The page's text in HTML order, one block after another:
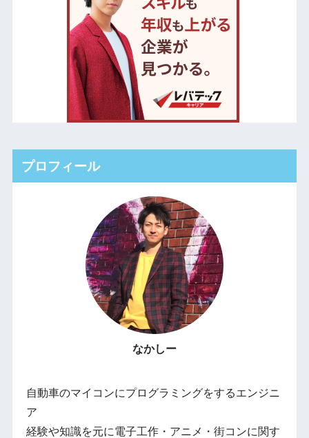
プロフィール
なかしー
自動車のマイコンにプログラミングをするエンジニ
ア
経験や知識を元に電子工作・アニメ・街コンに関す